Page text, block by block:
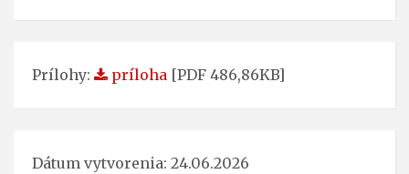
Prílohy: príloha [PDF 486,86KB]
Dátum vytvorenia: 24.06.2026